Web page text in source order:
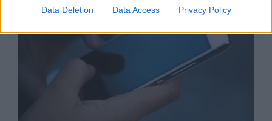
Data Deletion Data Access Privacy Policy